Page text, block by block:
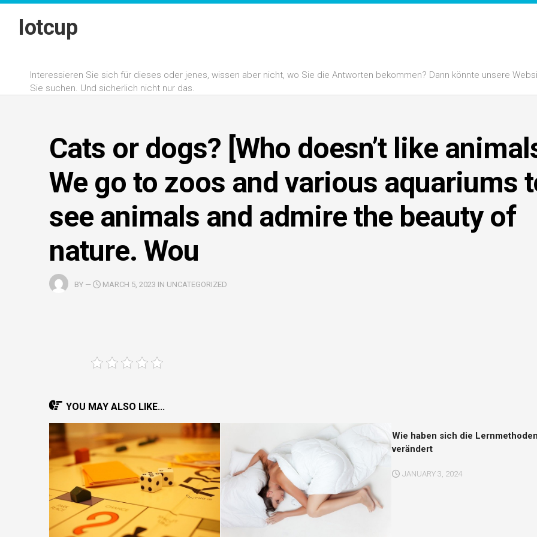
Skip
contentIotcup
Interessieren Sie sich für dieses oder jenes, wissen aber nicht, wo Sie die Antworten bekommen? Dann könnte unsere
Sie suchen. Und sicherlich nicht nur das.
Cats or dogs? [Who doesn’t like
We go to zoos and various aquariums
see animals and admire the beauty of
nature. Wou
BY — MARCH 5, 2023 IN UNCATEGORIZED
YOU MAY ALSO LIKE...
Wie haben sich die
verändert
JANUARY 3, 2024